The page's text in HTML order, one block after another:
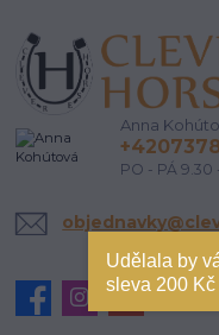
Anna
PO - PÁ 9.30
Udělala by
sleva 200